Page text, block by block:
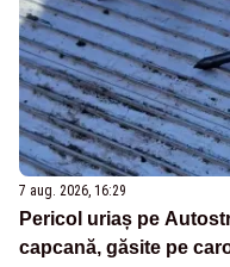
7 aug. 2026, 16:29
Pericol uriaș pe
capcană, găsite pe